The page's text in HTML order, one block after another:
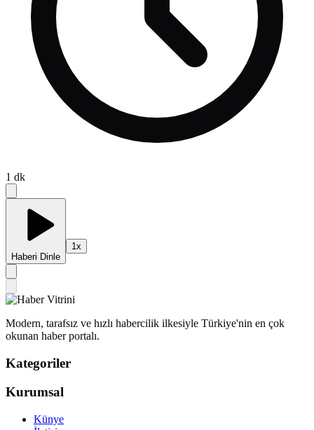
1 dk
Haberi Dinle
1x
Modern, tarafsız ve hızlı habercilik ilkesiyle Türkiye'nin en çok
okunan haber portalı.
Kategoriler
Kurumsal
Künye